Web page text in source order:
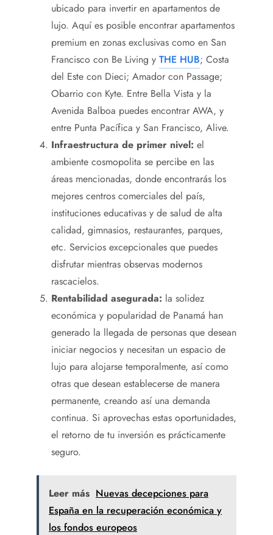
ubicado para invertir en apartamentos de
lujo. Aquí es posible encontrar apartamentos
premium en zonas exclusivas como en San
Francisco con Be Living y THE HUB; Costa
del Este con Dieci; Amador con Passage;
Obarrio con Kyte. Entre Bella Vista y la
Avenida Balboa puedes encontrar AWA, y
entre Punta Pacífica y San Francisco, Alive.
Infraestructura de primer nivel: el
ambiente cosmopolita se percibe en las
áreas mencionadas, donde encontrarás los
mejores centros comerciales del país,
instituciones educativas y de salud de alta
calidad, gimnasios, restaurantes, parques,
etc. Servicios excepcionales que puedes
disfrutar mientras observas modernos
rascacielos.
Rentabilidad asegurada: la solidez
económica y popularidad de Panamá han
generado la llegada de personas que desean
iniciar negocios y necesitan un espacio de
lujo para alojarse temporalmente, así como
otras que desean establecerse de manera
permanente, creando así una demanda
continua. Si aprovechas estas oportunidades,
el retorno de tu inversión es prácticamente
seguro.
Leer más Nuevas decepciones para
España en la recuperación económica y
los fondos europeos